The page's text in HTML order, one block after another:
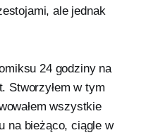
ale jednak
24 godziny na
Stworzyłem w tym
wszystkie
na bieżąco, ciągle w